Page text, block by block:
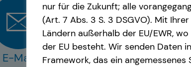
E-Mail Anruf
nur für die Zukunft; alle
(Art. 7 Abs. 3 S. 3 DSGVO). Mit
Ländern außerhalb der EU/EWR,
der EU besteht. Wir senden Daten
Framework, das ein